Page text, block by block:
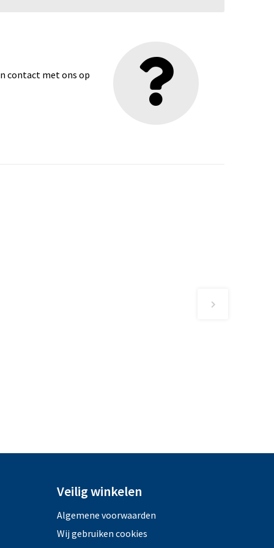
contact met ons op
Veilig winkelen
Algemene voorwaarden
Wij gebruiken cookies